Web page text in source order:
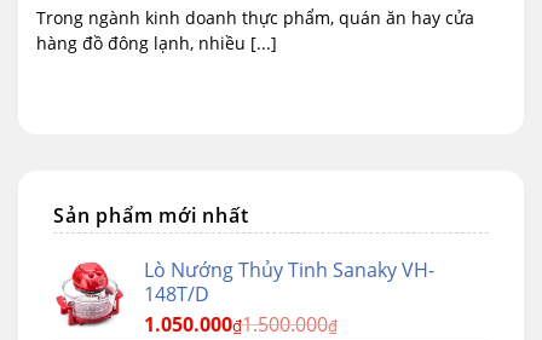
Trong ngành kinh doanh thực phẩm, quán ăn hay cửa
hàng đồ đông lạnh, nhiều [...]
Sản phẩm mới nhất
Lò Nướng Thủy Tinh Sanaky VH-
148T/D
1.050.000₫1.500.000₫